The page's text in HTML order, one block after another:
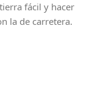
fácil y hacer
la de carretera.